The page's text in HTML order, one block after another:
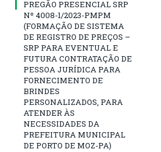
PREGÃO PRESENCIAL SRP
Nº 4008-1/2023-PMPM
(FORMAÇÃO DE SISTEMA
DE REGISTRO DE PREÇOS –
SRP PARA EVENTUAL E
FUTURA CONTRATAÇÃO DE
PESSOA JURÍDICA PARA
FORNECIMENTO DE
BRINDES
PERSONALIZADOS, PARA
ATENDER ÀS
NECESSIDADES DA
PREFEITURA MUNICIPAL
DE PORTO DE MOZ-PA)